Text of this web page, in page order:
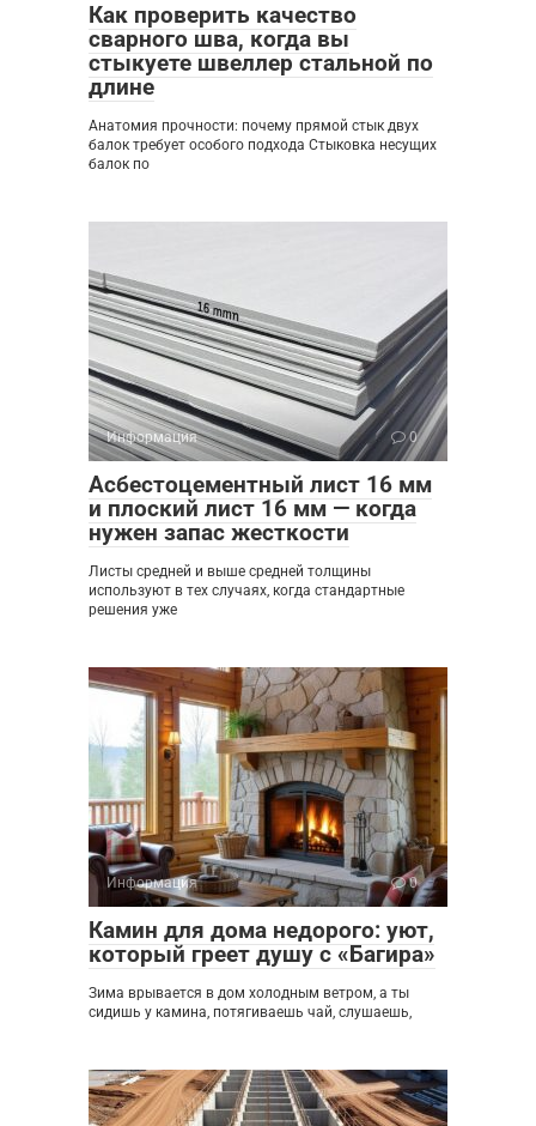
Как проверить качество
сварного шва, когда вы
стыкуете швеллер стальной по
длине
Анатомия прочности: почему прямой стык двух
балок требует особого подхода Стыковка несущих
балок по
Информация 0
Асбестоцементный лист 16 мм
и плоский лист 16 мм — когда
нужен запас жесткости
Листы средней и выше средней толщины
используют в тех случаях, когда стандартные
решения уже
Информация 0
Камин для дома недорого: уют,
который греет душу с «Багира»
Зима врывается в дом холодным ветром, а ты
сидишь у камина, потягиваешь чай, слушаешь,